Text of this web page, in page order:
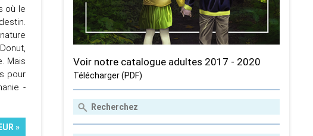
où le
Mais
pour
-
»
Voir notre catalogue adultes 2017 - 2020
Télécharger (PDF)